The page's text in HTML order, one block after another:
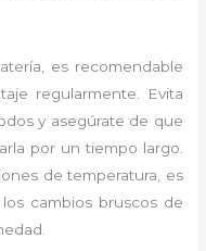
es recomendable
regularmente. Evita
y asegúrate de que
por un tiempo largo.
de temperatura, es
cambios bruscos de